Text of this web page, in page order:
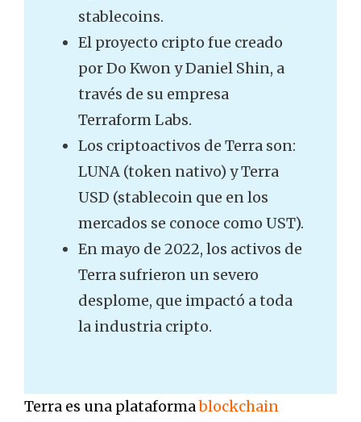
stablecoins.
El proyecto cripto fue creado
por Do Kwon y Daniel Shin, a
través de su empresa
Terraform Labs.
Los criptoactivos de Terra son:
LUNA (token nativo) y Terra
USD (stablecoin que en los
mercados se conoce como UST).
En mayo de 2022, los activos de
Terra sufrieron un severo
desplome, que impactó a toda
la industria cripto.
Terra es una plataformablockchain